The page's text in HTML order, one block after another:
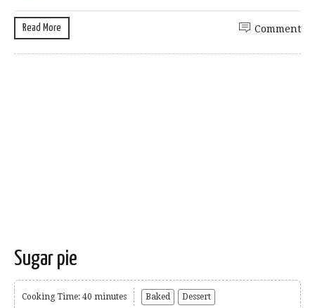
Read More Comment
Sugar pie
Cooking Time: 40 minutes Baked Dessert